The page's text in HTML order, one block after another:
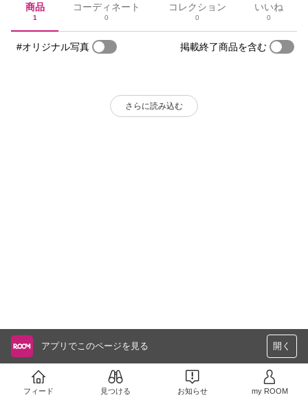
商品
1
コーディネート
0
コレクション
0
いいね
0
#オリジナル写真 掲載終了商品を含む
さらに読み込む
アプリでこのページを見る 開く
フィード 見つける お知らせ my ROOM